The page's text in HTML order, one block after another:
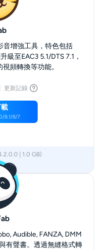
音增強工具，特色包括
至EAC3 5.1/DTS 7.1，
頻轉換等功能。
更新記錄
8.1/8/7
| 1.0 GB)
Audible, FANZA, DMM
有聲書。透過無縫格式轉